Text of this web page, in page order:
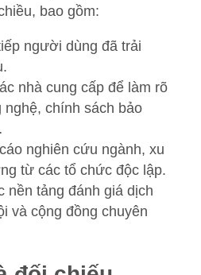
bao gồm:
người dùng đã trải
nhà cung cấp để làm rõ
nghệ, chính sách bảo
nghiên cứu ngành, xu
từ các tổ chức độc lập.
nền tảng đánh giá dịch
và cộng đồng chuyên